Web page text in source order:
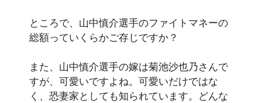
ところで、山中慎介選手のファイトマネーの
総額っていくらかご存じですか？
また、山中慎介選手の嫁は菊池沙也乃さんで
すが、可愛いですよね。可愛いだけではな
く、恐妻家としても知られています。どんな